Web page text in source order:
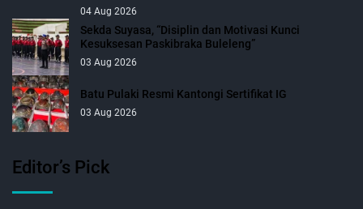
04 Aug 2026
Sekda Suyasa, “Disiplin dan Motivasi Kunci
Kesuksesan Paskibraka Buleleng”
03 Aug 2026
Batu Pulaki Resmi Kantongi Sertifikat IG
03 Aug 2026
Editor’s Pick